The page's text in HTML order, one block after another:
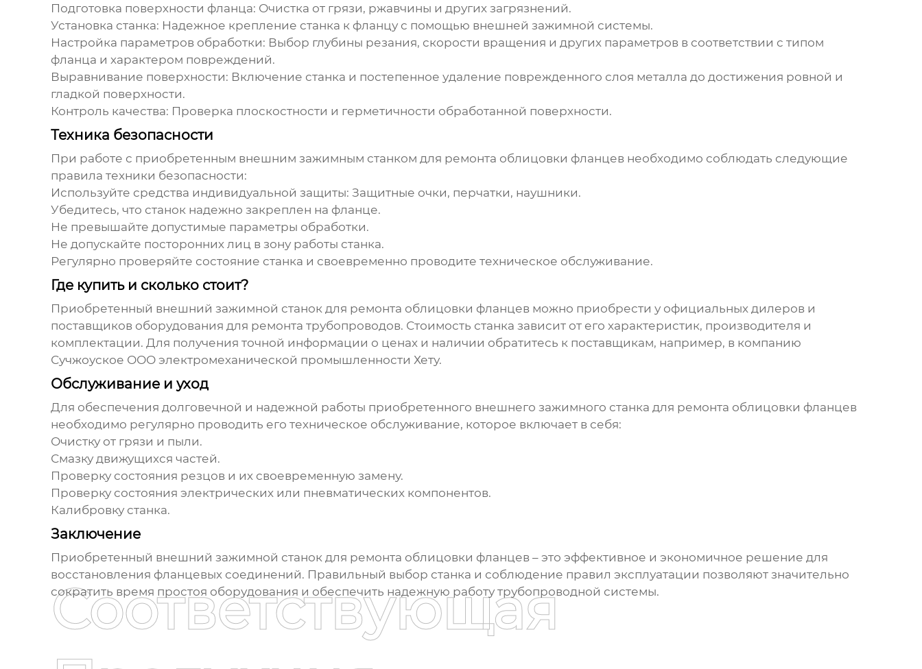
Подготовка поверхности фланца: Очистка от грязи, ржавчины и других загрязнений.
Установка станка: Надежное крепление станка к фланцу с помощью внешней зажимной системы.
Настройка параметров обработки: Выбор глубины резания, скорости вращения и других параметров в соответствии с типом
фланца и характером повреждений.
Выравнивание поверхности: Включение станка и постепенное удаление поврежденного слоя металла до достижения ровной и
гладкой поверхности.
Контроль качества: Проверка плоскостности и герметичности обработанной поверхности.
Техника безопасности
При работе с приобретенным внешним зажимным станком для ремонта облицовки фланцевнеобходимо соблюдать следующие
правила техники безопасности:
Используйте средства индивидуальной защиты: Защитные очки, перчатки, наушники.
Убедитесь, что станок надежно закреплен на фланце.
Не превышайте допустимые параметры обработки.
Не допускайте посторонних лиц в зону работы станка.
Регулярно проверяйте состояние станка и своевременно проводите техническое обслуживание.
Где купить и сколько стоит?
Приобретенный внешний зажимной станок для ремонта облицовки фланцевможно приобрести у официальных дилеров и
поставщиков оборудования для ремонта трубопроводов. Стоимость станка зависит от его характеристик, производителя и
комплектации. Для получения точной информации о ценах и наличии обратитесь к поставщикам, например, в компанию
Сучжоуское ООО электромеханической промышленности Хету.
Обслуживание и уход
Для обеспечения долговечной и надежной работы приобретенного внешнего зажимного станка для ремонта облицовки фланцев
необходимо регулярно проводить его техническое обслуживание, которое включает в себя:
Очистку от грязи и пыли.
Смазку движущихся частей.
Проверку состояния резцов и их своевременную замену.
Проверку состояния электрических или пневматических компонентов.
Калибровку станка.
Заключение
Приобретенный внешний зажимной станок для ремонта облицовки фланцев– это эффективное и экономичное решение для
восстановления фланцевых соединений. Правильный выбор станка и соблюдение правил эксплуатации позволяют значительно
сократить время простоя оборудования и обеспечить надежную работу трубопроводной системы.
Соответствующая